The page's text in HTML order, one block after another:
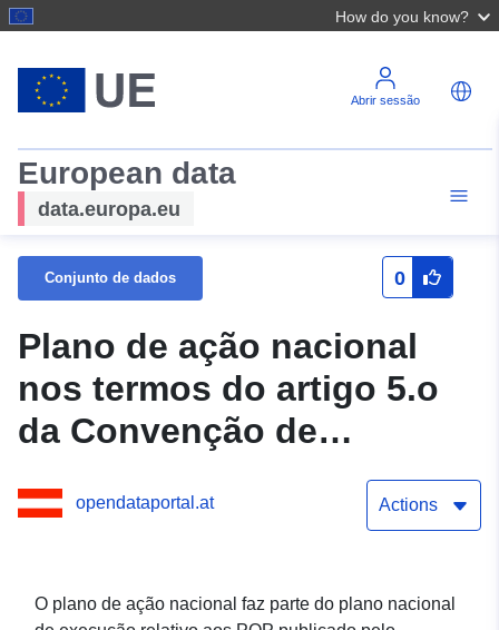
How do you know?
Abrir sessão
European data
data.europa.eu
Conjunto de dados 0
Plano de ação nacional
nos termos do artigo 5.o
da Convenção de
Estocolmo sobre Pops e
do artigo 6.o do
opendataportal.at Actions
O plano de ação nacional faz parte do plano nacional